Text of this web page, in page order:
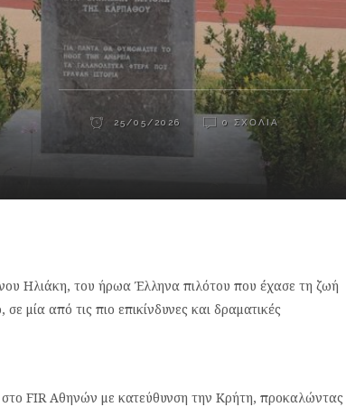
25/05/2026 0 ΣΧΌΛΙΑ
Ηλιάκη, του ήρωα Έλληνα πιλότου που έχασε τη ζωή
μία από τις πιο επικίνδυνες και δραματικές
FIR Αθηνών με κατεύθυνση την Κρήτη, προκαλώντας